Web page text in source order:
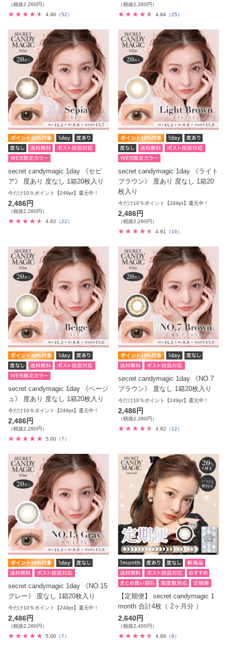
（税抜2,260円）
4.90 （52）
（税抜2,260円）
4.84 （25）
secret candymagic 1day 《セピ
ア》 度あり 度なし 1箱20枚入り
今だけ10％ポイント【249pt】還元中！
2,486円
（税抜2,260円）
4.82 （22）
secret candymagic 1day 《ライト
ブラウン》 度あり 度なし 1箱20
枚入り
今だけ10％ポイント【249pt】還元中！
2,486円
（税抜2,260円）
4.81
（16）
secret candymagic 1day 《ベージ
ュ》 度あり 度なし 1箱20枚入り
今だけ10％ポイント【249pt】還元中！
2,486円
（税抜2,260円）
5.00 （7）
secret candymagic 1day 《NO.7
ブラウン》 度なし 1箱20枚入り
今だけ10％ポイント【249pt】還元中！
2,486円
（税抜2,260円）
4.92
（12）
secret candymagic 1day 《NO.15
グレー》 度なし 1箱20枚入り
今だけ10％ポイント【249pt】還元中！
2,486円
（税抜2,260円）
5.00 （7）
【定期便】 secret candymagic 1
month 合計4枚（ 2ヶ月分 ）
2,640円
（税抜2,400円）
4.89
（9）